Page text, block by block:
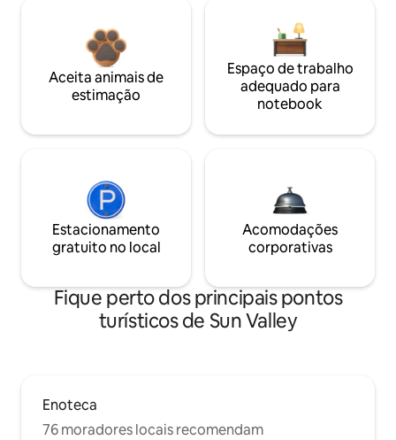
Aceita animais de
estimação
Espaço de trabalho
adequado para
notebook
Estacionamento
gratuito no local
Acomodações
corporativas
Fique perto dos principais pontos
turísticos de Sun Valley
Enoteca
76 moradores locais recomendam